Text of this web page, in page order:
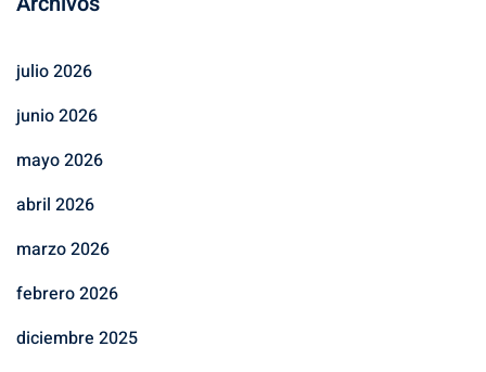
julio 2026
junio 2026
mayo 2026
abril 2026
marzo 2026
febrero 2026
diciembre 2025